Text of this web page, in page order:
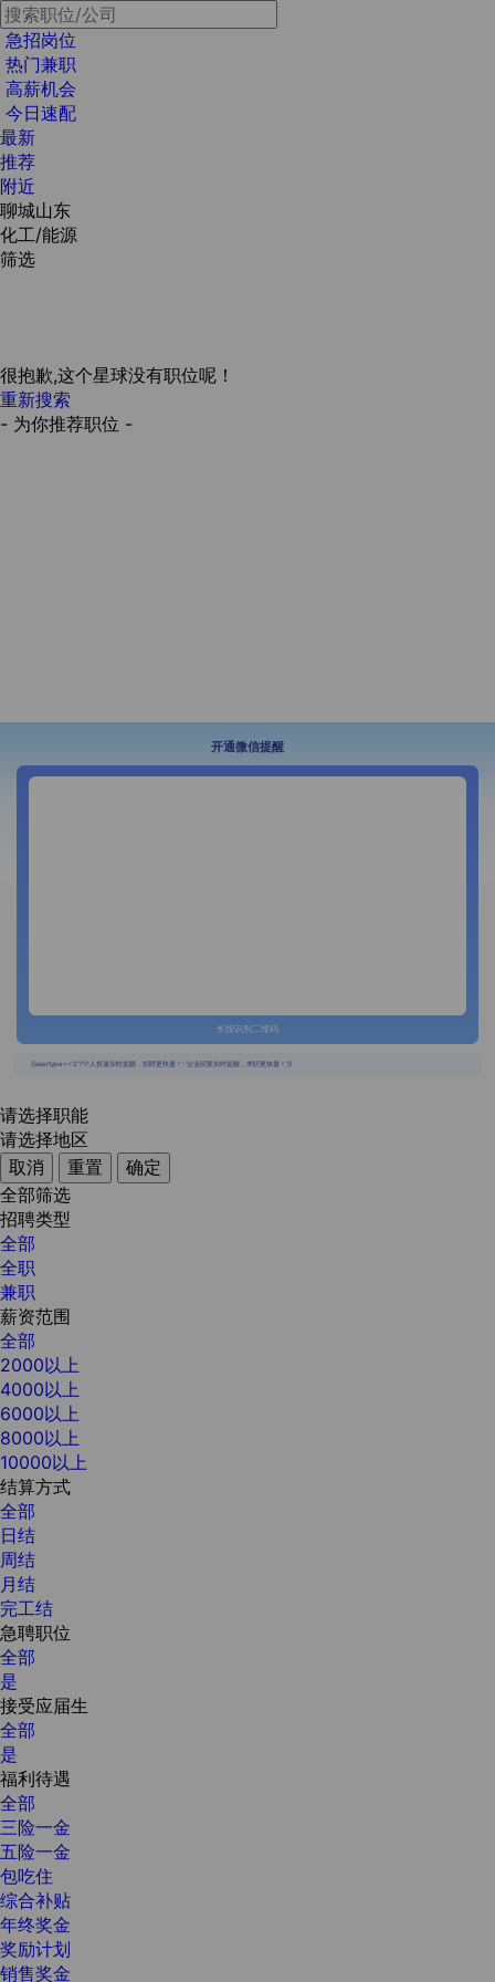
急招岗位
热门兼职
高薪机会
今日速配
最新
推荐
附近
聊城山东
化工/能源
筛选
很抱歉,这个星球没有职位呢！
重新搜索
- 为你推荐职位 -
开通微信提醒
长按识别二维码
{{usertype=='2'?'个人投递实时提醒，招聘更快捷！':'企业回复实时提醒，求职更快捷！'}}
请选择职能
请选择地区
取消
重置
确定
全部筛选
招聘类型
全部
全职
兼职
薪资范围
全部
2000以上
4000以上
6000以上
8000以上
10000以上
结算方式
全部
日结
周结
月结
完工结
急聘职位
全部
是
接受应届生
全部
是
福利待遇
全部
三险一金
五险一金
包吃住
综合补贴
年终奖金
奖励计划
销售奖金